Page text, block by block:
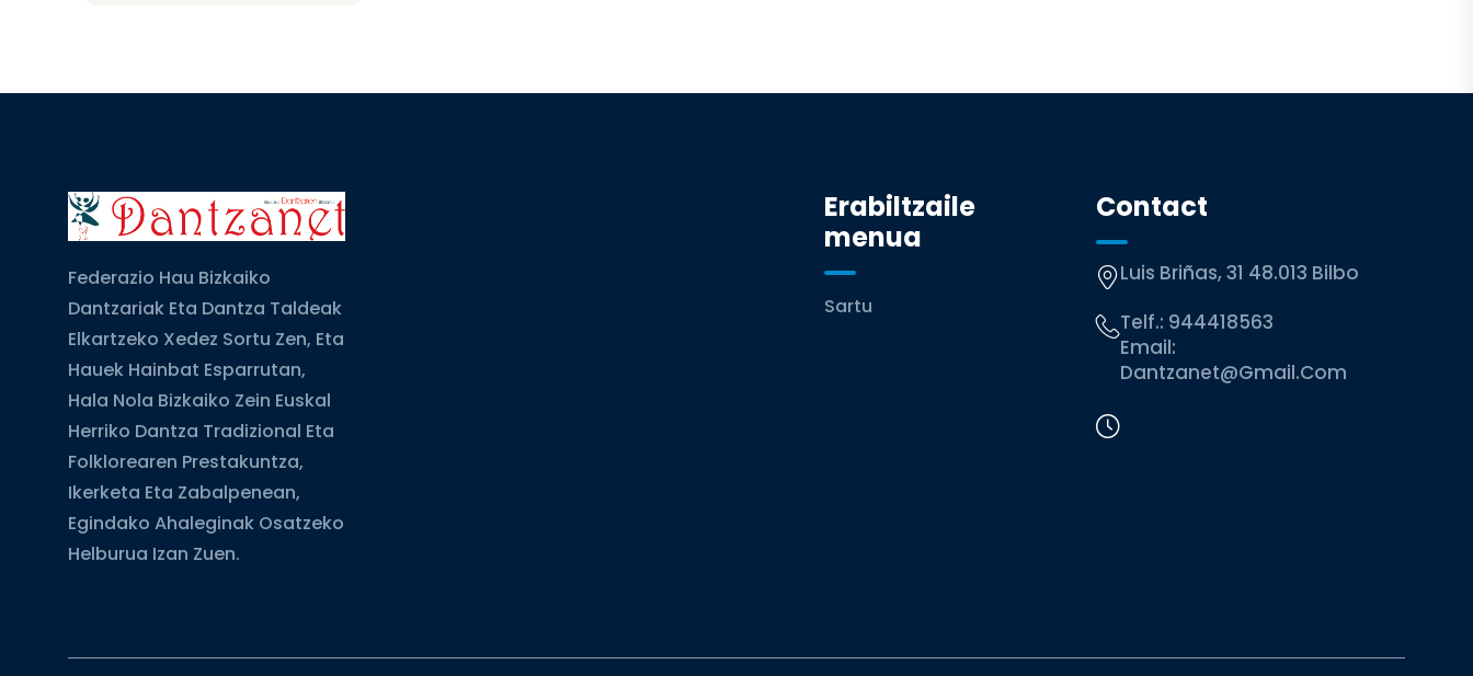
Federazio Hau Bizkaiko
Dantzariak Eta Dantza Taldeak
Elkartzeko Xedez Sortu Zen, Eta
Hauek Hainbat Esparrutan,
Hala Nola Bizkaiko Zein Euskal
Herriko Dantza Tradizional Eta
Folklorearen Prestakuntza,
Ikerketa Eta Zabalpenean,
Egindako Ahaleginak Osatzeko
Helburua Izan Zuen.
Erabiltzaile
menua
Sartu
Contact
Luis Briñas, 31 48.013 Bilbo
Telf.: 944418563
Email:
Dantzanet@gmail.com